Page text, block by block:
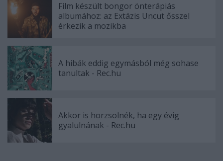
Film készült bongor önterápiás
albumához: az Extázis Uncut ősszel
érkezik a mozikba
A hibák eddig egymásból még sohase
tanultak - Rec.hu
Akkor is horzsolnék, ha egy évig
gyalulnának - Rec.hu